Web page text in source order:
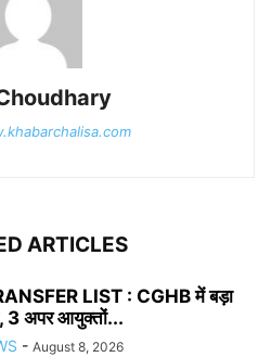
ARTICLES
LIST : CGHB में बड़ा
3 अपर आयुक्तों...
- August 8, 2026